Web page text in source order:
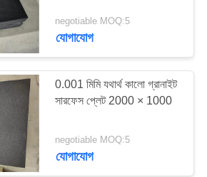
সরঞ্জাম
চেইন
negotiable MOQ:5
যোগাযোগ
0.001 মিমি যথার্থ কালো গ্রানাইট
সারফেস প্লেট 2000 × 1000
negotiable MOQ:5
যোগাযোগ